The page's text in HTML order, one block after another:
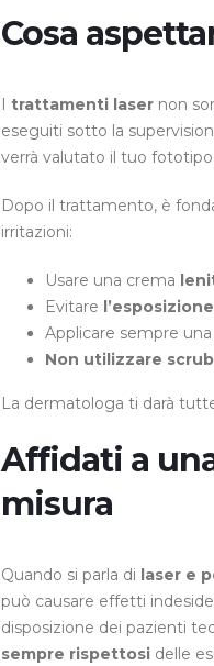
Cosa
I trattamenti laser non
eseguiti sotto la
verrà valutato il tuo
Dopo il trattamento, è
irritazioni:
Usare una crema
Evitare
Applicare sempre una
Non utilizzare
La dermatologa ti darà
Affidati a
misura
Quando si parla di laser e
può causare effetti
disposizione dei pazienti
sempre rispettosi delle